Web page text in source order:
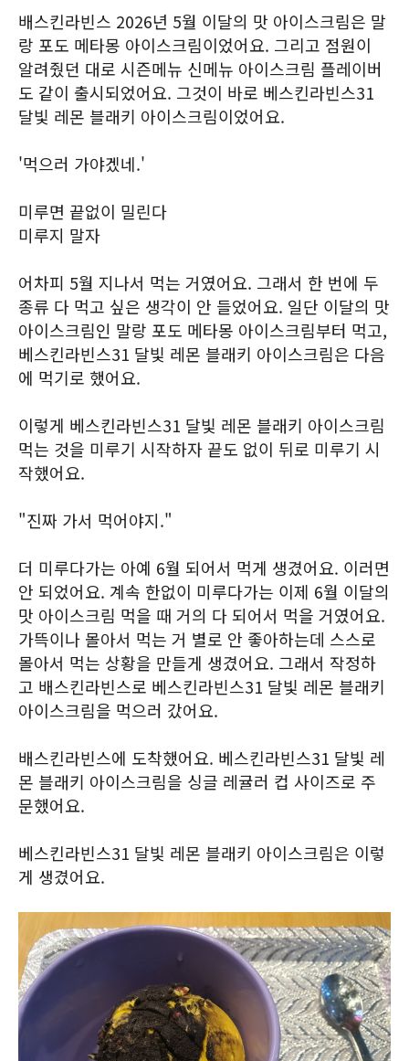
배스킨라빈스 2026년 5월 이달의 맛 아이스크림은 말
랑 포도 메타몽 아이스크림이었어요. 그리고 점원이
알려줬던 대로 시즌메뉴 신메뉴 아이스크림 플레이버
도 같이 출시되었어요. 그것이 바로 베스킨라빈스31
달빛 레몬 블래키 아이스크림이었어요.
'먹으러 가야겠네.'
미루면 끝없이 밀린다
미루지 말자
어차피 5월 지나서 먹는 거였어요. 그래서 한 번에 두
종류 다 먹고 싶은 생각이 안 들었어요. 일단 이달의 맛
아이스크림인 말랑 포도 메타몽 아이스크림부터 먹고,
베스킨라빈스31 달빛 레몬 블래키 아이스크림은 다음
에 먹기로 했어요.
이렇게 베스킨라빈스31 달빛 레몬 블래키 아이스크림
먹는 것을 미루기 시작하자 끝도 없이 뒤로 미루기 시
작했어요.
"진짜 가서 먹어야지."
더 미루다가는 아예 6월 되어서 먹게 생겼어요. 이러면
안 되었어요. 계속 한없이 미루다가는 이제 6월 이달의
맛 아이스크림 먹을 때 거의 다 되어서 먹을 거였어요.
가뜩이나 몰아서 먹는 거 별로 안 좋아하는데 스스로
몰아서 먹는 상황을 만들게 생겼어요. 그래서 작정하
고 배스킨라빈스로 베스킨라빈스31 달빛 레몬 블래키
아이스크림을 먹으러 갔어요.
배스킨라빈스에 도착했어요. 베스킨라빈스31 달빛 레
몬 블래키 아이스크림을 싱글 레귤러 컵 사이즈로 주
문했어요.
베스킨라빈스31 달빛 레몬 블래키 아이스크림은 이렇
게 생겼어요.